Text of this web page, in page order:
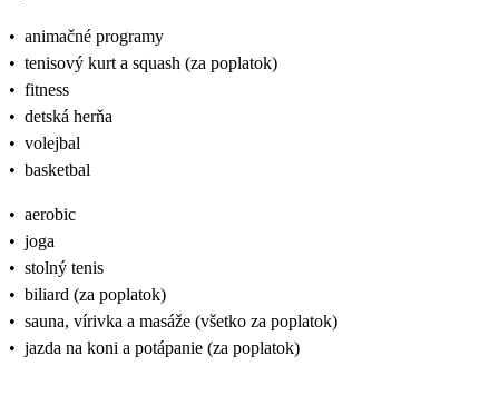
• animačné programy
• tenisový kurt a squash (za poplatok)
• fitness
• detská herňa
• volejbal
• basketbal
• aerobic
• joga
• stolný tenis
• biliard (za poplatok)
• sauna, vírivka a masáže (všetko za poplatok)
• jazda na koni a potápanie (za poplatok)